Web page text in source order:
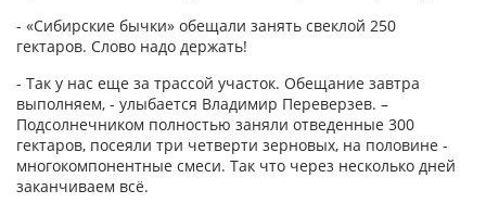
- «Сибирские бычки» обещали занять свеклой 250
гектаров. Слово надо держать!
- Так у нас еще за трассой участок. Обещание завтра
выполняем, - улыбается Владимир Переверзев. –
Подсолнечником полностью заняли отведенные 300
гектаров, посеяли три четверти зерновых, на половине -
многокомпонентные смеси. Так что через несколько дней
заканчиваем всё.